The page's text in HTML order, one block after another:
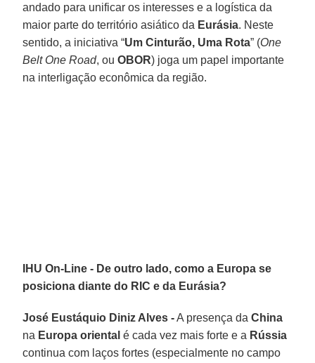
andado para unificar os interesses e a logística da
maior parte do território asiático da Eurásia. Neste
sentido, a iniciativa “Um Cinturão, Uma Rota” (One
Belt One Road, ouOBOR) joga um papel importante
na interligação econômica da região.
IHU On-Line - De outro lado, como a Europa se
posiciona diante do RIC e da Eurásia?
José Eustáquio Diniz Alves -A presença daChina
na Europa oriental é cada vez mais forte e a Rússia
continua com laços fortes (especialmente no campo